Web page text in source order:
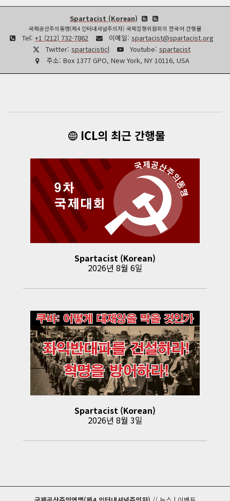
Spartacist (Korean)
국제공산주의동맹(제4 인터내셔널주의자) 국제집행위원회의 한국어 간행물
Tel: +1 (212) 732-7862 이메일: spartacist@spartacist.org
Twitter: spartacisticl Youtube: spartacist
주소: Box 1377 GPO, New York, NY 10116, USA
ICL의 최근 간행물
Spartacist (Korean)
2026년 8월 6일
Spartacist (Korean)
2026년 8월 3일